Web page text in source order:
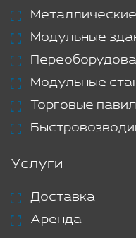
Модульные
Модульные
Торговые
Услуги
Доставка
Аренда